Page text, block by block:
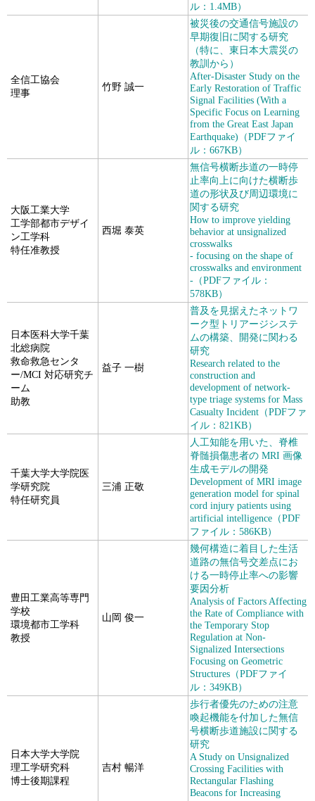
ル：1.4MB）
全信工協会
理事
竹野 誠一
被災後の交通信号施設の
早期復旧に関する研究
（特に、東日本大震災の
教訓から）
After-Disaster Study on the
Early Restoration of Traffic
Signal Facilities (With a
Specific Focus on Learning
from the Great East Japan
Earthquake)（PDFファイ
ル：667KB）
大阪工業大学
工学部都市デザイ
ン工学科
特任准教授
西堀 泰英
無信号横断歩道の一時停
止率向上に向けた横断歩
道の形状及び周辺環境に
関する研究
How to improve yielding
behavior at unsignalized
crosswalks
- focusing on the shape of
crosswalks and environment
-（PDFファイル：
578KB）
日本医科大学千葉
北総病院
救命救急センタ
ー/MCI 対応研究チ
ーム
助教
益子 一樹
普及を見据えたネットワ
ーク型トリアージシステ
ムの構築、開発に関わる
研究
Research related to the
construction and
development of network-
type triage systems for Mass
Casualty Incident（PDFファ
イル：821KB）
千葉大学大学院医
学研究院
特任研究員
三浦 正敬
人工知能を用いた、脊椎
脊髄損傷患者の MRI 画像
生成モデルの開発
Development of MRI image
generation model for spinal
cord injury patients using
artificial intelligence（PDF
ファイル：586KB）
豊田工業高等専門
学校
環境都市工学科
教授
山岡 俊一
幾何構造に着目した生活
道路の無信号交差点にお
ける一時停止率への影響
要因分析
Analysis of Factors Affecting
the Rate of Compliance with
the Temporary Stop
Regulation at Non-
Signalized Intersections
Focusing on Geometric
Structures（PDFファイ
ル：349KB）
日本大学大学院
理工学研究科
博士後期課程
吉村 暢洋
歩行者優先のための注意
喚起機能を付加した無信
号横断歩道施設に関する
研究
A Study on Unsignalized
Crossing Facilities with
Rectangular Flashing
Beacons for Increasing